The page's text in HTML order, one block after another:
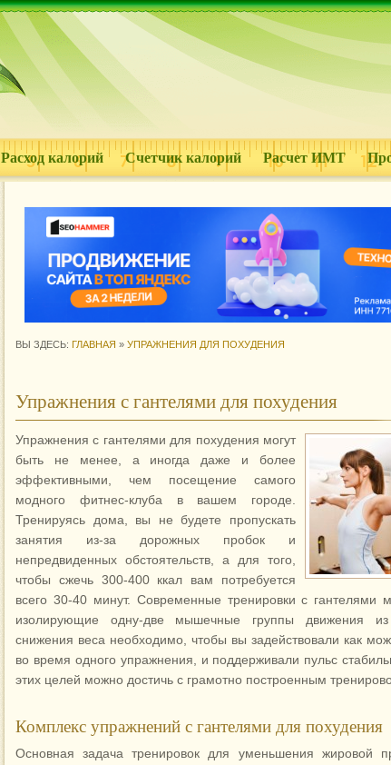
Расход калорий Счетчик калорий Расчет ИМТ
ВЫ ЗДЕСЬ: ГЛАВНАЯ » УПРАЖНЕНИЯ ДЛЯ ПОХУДЕНИЯ
Упражнения с гантелями для похудения
Упражнения с гантелями для похудения могут
быть не менее, а иногда даже и более
эффективными, чем посещение самого
модного фитнес-клуба в вашем городе.
Тренируясь дома, вы не будете пропускать
занятия из-за дорожных пробок и
непредвиденных обстоятельств, а для того,
чтобы сжечь 300-400 ккал вам потребуется
всего 30-40 минут. Современные тренировки с гантелями
изолирующие одну-две мышечные группы движения
снижения веса необходимо, чтобы вы задействовали как
во время одного упражнения, и поддерживали пульс
этих целей можно достичь с грамотно построенным
Комплекс упражнений с гантелями для похудения
Основная задача тренировок для уменьшения жировой